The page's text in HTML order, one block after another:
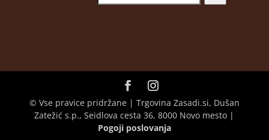
© Vse pravice pridržane | Trgovina Zasadi.si, Dušan
Zatežić s.p., Seidlova cesta 36, 8000 Novo mesto |
Pogoji poslovanja